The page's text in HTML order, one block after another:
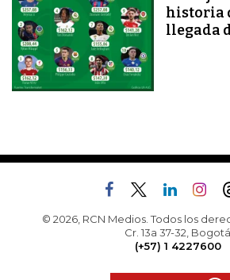
historia
llegada
© 2026, RCN Medios. Todos los
Cr. 13a 37-32, Bogotá
(+57) 1 4227600